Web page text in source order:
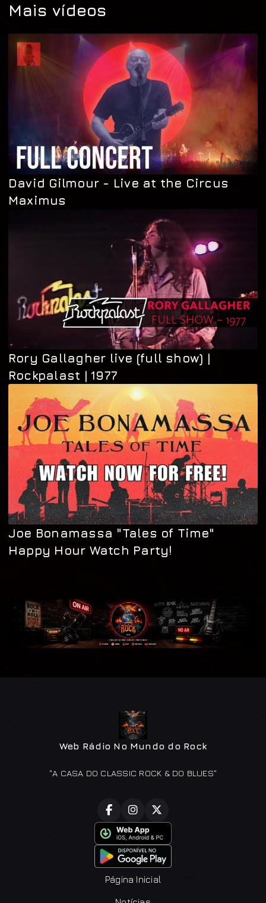
Mais vídeos
David Gilmour - Live at the Circus
Maximus
Rory Gallagher live (full show) |
Rockpalast | 1977
Joe Bonamassa "Tales of Time"
Happy Hour Watch Party!
Web Rádio No Mundo do Rock
"A CASA DO CLASSIC ROCK & DO BLUES"
Página Inicial